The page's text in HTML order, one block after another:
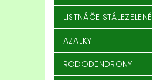
LISTNÁČE STÁLEZELENÉ
AZALKY
RODODENDRONY